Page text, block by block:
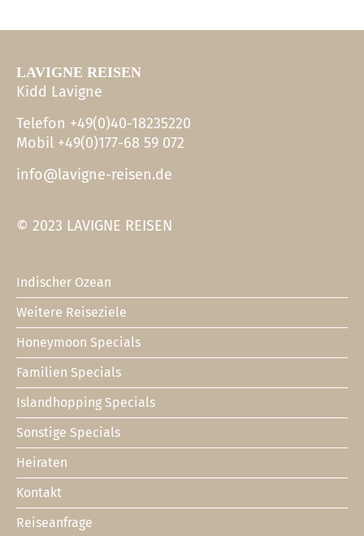
LAVIGNE REISEN
Kidd Lavigne
Telefon +49(0)40-18235220
Mobil +49(0)177-68 59 072
info@lavigne-reisen.de
© 2023 LAVIGNE REISEN
Footer
1
Indischer Ozean
Weitere Reiseziele
Honeymoon Specials
Familien Specials
Islandhopping Specials
Sonstige Specials
Heiraten
Footer
2
Kontakt
Reiseanfrage